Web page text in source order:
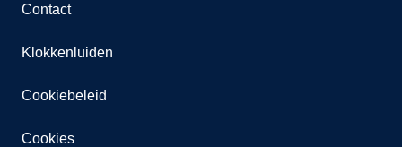
Contact
Klokkenluiden
Cookiebeleid
Cookies